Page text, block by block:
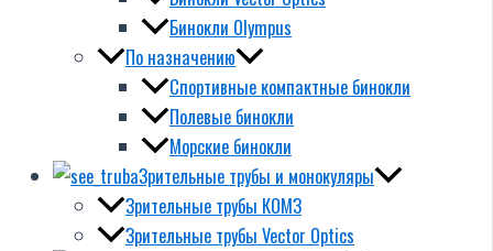
Бинокли Olympus
По назначению
Спортивные компактные бинокли
Полевые бинокли
Морские бинокли
Зрительные трубы и монокуляры
Зрительные трубы КОМЗ
Зрительные трубы Vector Optics